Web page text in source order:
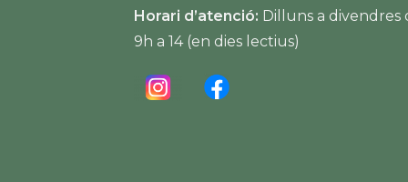
Horari d’atenció: Dilluns a divendres
9h a 14 (en dies lectius)